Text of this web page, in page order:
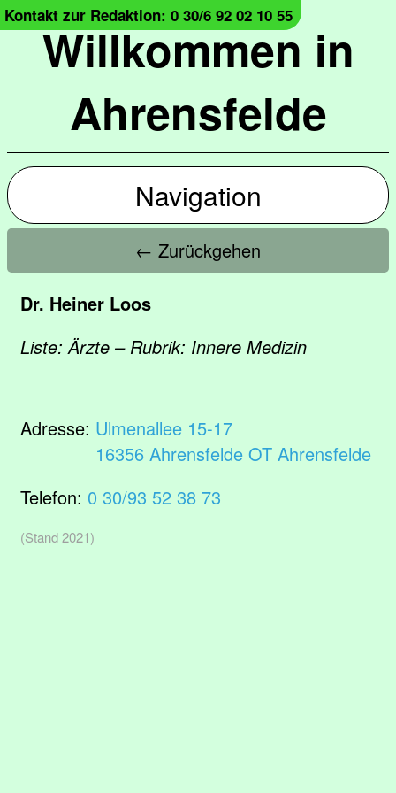
Willkommen in
Ahrensfelde
Kontakt zur Redaktion: 0 30/6 92 02 10 55
Navigation
← Zurückgehen
Dr. Heiner Loos
Liste: Ärzte – Rubrik: Innere Medizin
Adresse: Ulmenallee 15-17
16356 Ahrensfelde OT Ahrensfelde
Telefon: 0 30/93 52 38 73
(Stand 2021)